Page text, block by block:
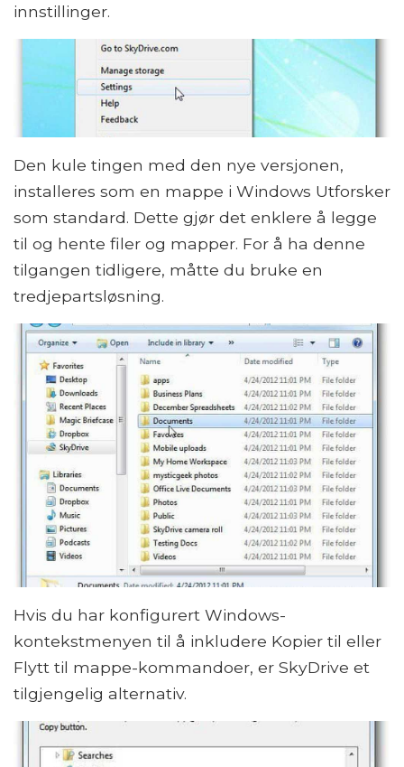
innstillinger.
Den kule tingen med den nye versjonen,
installeres som en mappe i Windows Utforsker
som standard. Dette gjør det enklere å legge
til og hente filer og mapper. For å ha denne
tilgangen tidligere, måtte du bruke en
tredjepartsløsning.
Hvis du har konfigurert Windows-
kontekstmenyen til å inkludere Kopier til eller
Flytt til mappe-kommandoer, er SkyDrive et
tilgjengelig alternativ.